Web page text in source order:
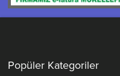
Popüler Kategoriler